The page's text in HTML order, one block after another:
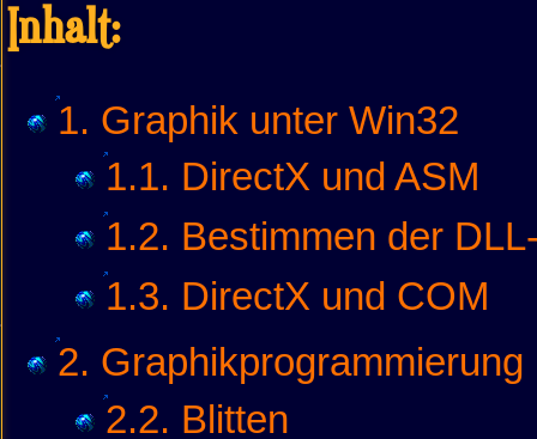
Inhalt:
1. Graphik unter Win32
1.1. DirectX und ASM
1.2. Bestimmen der
1.3. DirectX und COM
2.
2.2. Blitten